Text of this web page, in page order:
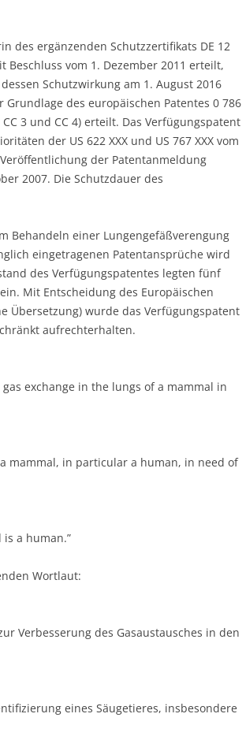
des ergänzenden Schutzzertifikats DE 12
Beschluss vom 1. Dezember 2011 erteilt,
Schutzwirkung am 1. August 2016
des europäischen Patentes 0 786
3 und CC 4) erteilt. Das Verfügungspatent
der US 622 XXX und US 767 XXX vom
der Patentanmeldung
2007. Die Schutzdauer des
Behandeln einer Lungengefäßverengung
eingetragenen Patentansprüche wird
des Verfügungspatentes legten fünf
Mit Entscheidung des Europäischen
Übersetzung) wurde das Verfügungspatent
aufrechterhalten.
exchange in the lungs of a mammal in
mammal, in particular a human, in need of
a human.”
Wortlaut:
Verbesserung des Gasaustausches in den
eines Säugetieres, insbesondere